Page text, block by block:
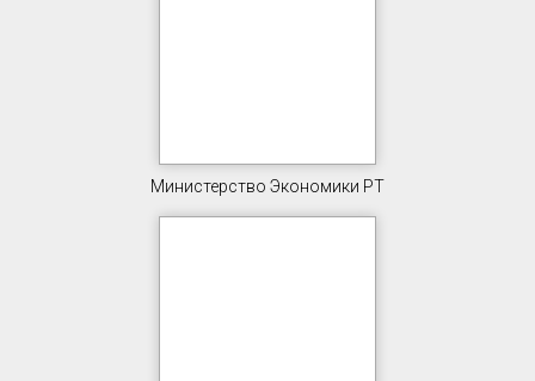
Министерство Экономики РТ